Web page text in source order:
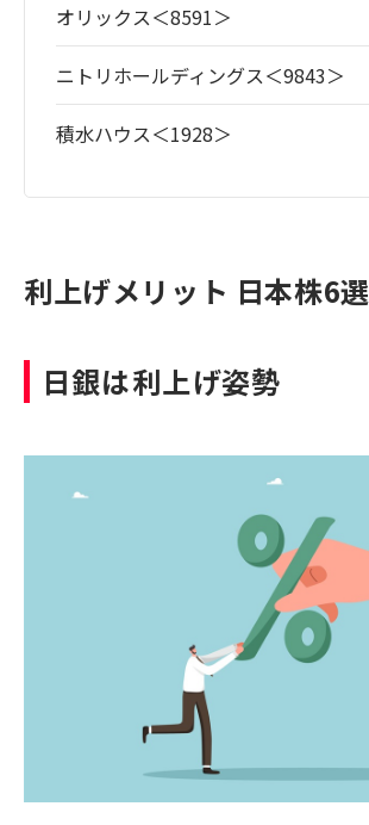
オリックス＜8591＞
ニトリホールディングス＜9843＞
積水ハウス＜1928＞
利上げメリット 日本株6選
日銀は利上げ姿勢